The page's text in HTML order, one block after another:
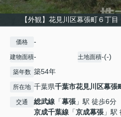
【外観】花見川区幕張町６
価格 -
建物面積- 土地面積-(-)
築年数 築54年
所在地 千葉県千葉市花見川区幕張
交通 総武線 「幕張 」駅 徒歩6分
京成千葉線 「京成幕張 」駅